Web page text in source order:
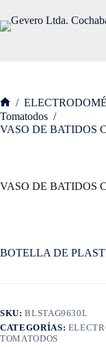
contenido
Inicio
/
Tomatodos /
VASO DE BATIDOS
VASO DE BATIDOS
BOTELLA DE
SKU:BLSTAG9630L
CATEGORÍAS:
TOMATODOS